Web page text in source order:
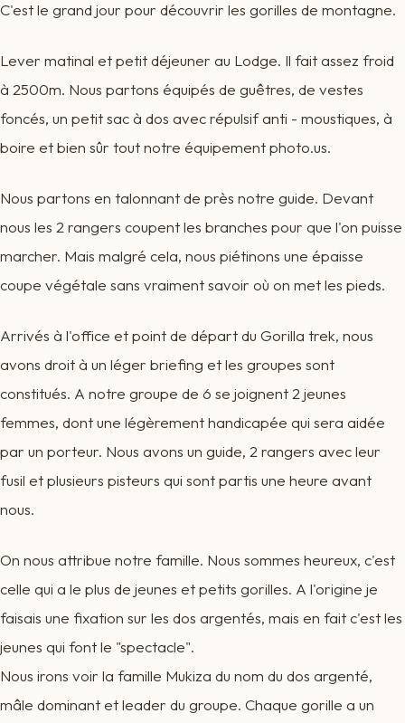
C'est le grand jour pour découvrir les gorilles de montagne.
Lever matinal et petit déjeuner au Lodge. Il fait assez froid
à 2500m. Nous partons équipés de guêtres, de vestes
foncés, un petit sac à dos avec répulsif anti - moustiques, à
boire et bien sûr tout notre équipement photo.us.
Nous partons en talonnant de près notre guide. Devant
nous les 2 rangers coupent les branches pour que l'on puisse
marcher. Mais malgré cela, nous piétinons une épaisse
coupe végétale sans vraiment savoir où on met les pieds.
Arrivés à l'office et point de départ du Gorilla trek, nous
avons droit à un léger briefing et les groupes sont
constitués. A notre groupe de 6 se joignent 2 jeunes
femmes, dont une légèrement handicapée qui sera aidée
par un porteur. Nous avons un guide, 2 rangers avec leur
fusil et plusieurs pisteurs qui sont partis une heure avant
nous.
On nous attribue notre famille. Nous sommes heureux, c'est
celle qui a le plus de jeunes et petits gorilles. A l'origine je
faisais une fixation sur les dos argentés, mais en fait c'est les
jeunes qui font le "spectacle".
Nous irons voir la famille Mukiza du nom du dos argenté,
mâle dominant et leader du groupe. Chaque gorille a un